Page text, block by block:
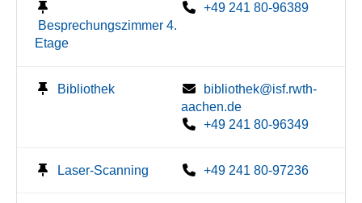
Besprechungszimmer 4.
Etage
+49 241 80-96389
Bibliothek
bibliothek@isf.rwth-
aachen.de
+49 241 80-96349
Laser-Scanning +49 241 80-97236